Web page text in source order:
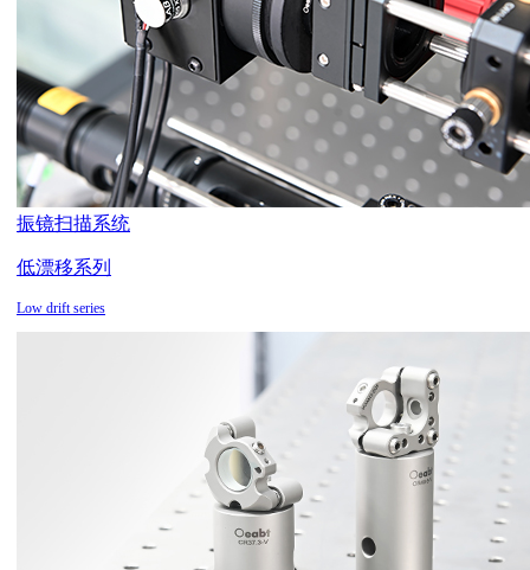
振镜扫描系统
低漂移系列
Low drift series